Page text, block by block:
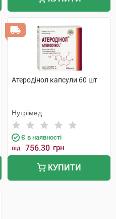
Атеродінол капсули 60 шт
Нутрімед
Є в наявності
від 756.30 грн
КУПИТИ